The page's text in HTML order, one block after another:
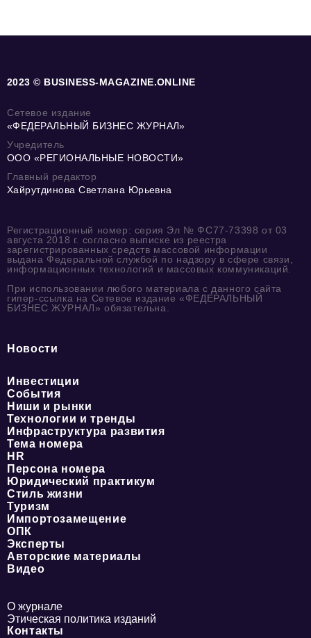
2023 © BUSINESS-MAGAZINE.ONLINE
Сетевое издание
«ФЕДЕРАЛЬНЫЙ БИЗНЕС ЖУРНАЛ»
Учредитель
ООО «РЕГИОНАЛЬНЫЕ НОВОСТИ»
Главный редактор
Хайрутдинова Светлана Юрьевна
Регистрационный номер: серия Эл № ФС77-73398 от 03
августа 2018 г. согласно выписке из реестра
зарегистрированных средств массовой информации
выдана Федеральной службой по надзору в сфере связи,
информационных технологий и массовых коммуникаций.
При использовании любого материала с данного сайта
гипер-ссылка на Сетевое издание «ФЕДЕРАЛЬНЫЙ
БИЗНЕС ЖУРНАЛ» обязательна.
Новости
Инвестиции
События
Ниши и рынки
Технологии и тренды
Инфраструктура развития
Тема номера
HR
Персона номера
Юридический практикум
Стиль жизни
Туризм
Импортозамещение
ОПК
Эксперты
Авторские материалы
Видео
О журнале
Этическая политика изданий
Контакты